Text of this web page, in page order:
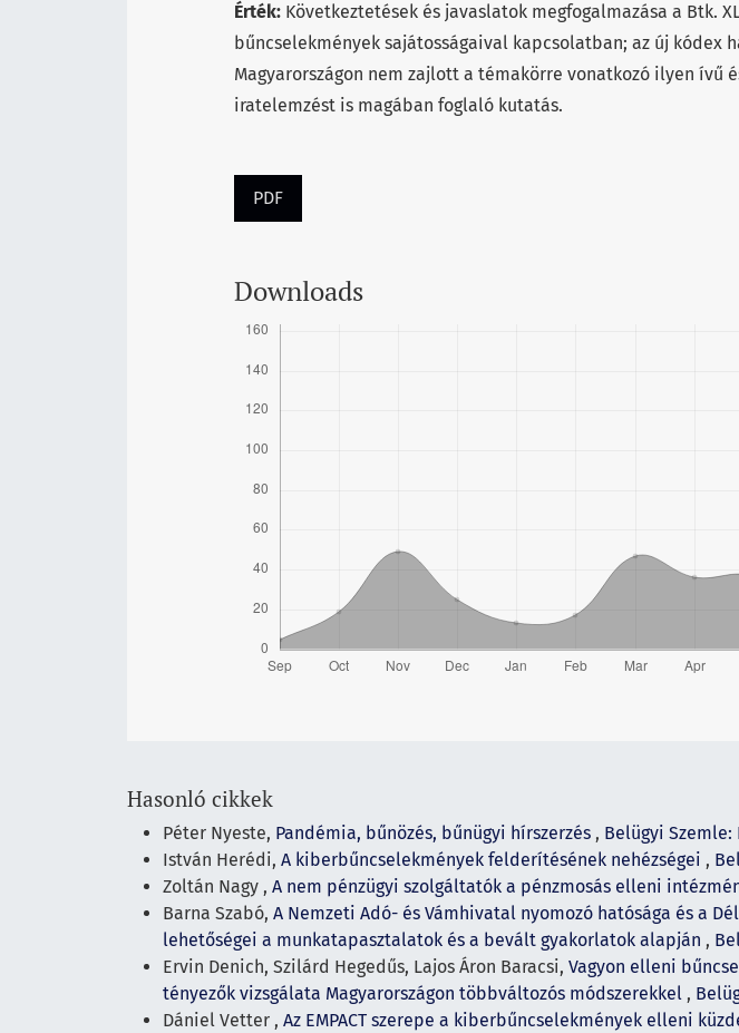
Érték: Következtetések és javaslatok megfogalmazása a Btk.
bűncselekmények sajátosságaival kapcsolatban; az új kódex
Magyarországon nem zajlott a témakörre vonatkozó ilyen ívű
iratelemzést is magában foglaló kutatás.
PDF
Downloads
Hasonló cikkek
Péter Nyeste, Pandémia, bűnözés, bűnügyi hírszerzés , Belügyi Szemle:
István Herédi, A kiberbűncselekmények felderítésének nehézségei ,
Zoltán Nagy , A nem pénzügyi szolgáltatók a pénzmosás elleni
Barna Szabó, A Nemzeti Adó- és Vámhivatal nyomozó hatósága és a
lehetőségei a munkatapasztalatok és a bevált gyakorlatok alapján ,
Ervin Denich, Szilárd Hegedűs, Lajos Áron Baracsi, Vagyon elleni
tényezők vizsgálata Magyarországon többváltozós módszerekkel ,
Dániel Vetter , Az EMPACT szerepe a kiberbűncselekmények elleni